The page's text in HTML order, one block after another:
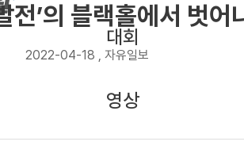
대회
영상
전’의 블랙홀에서 벗어
2022-04-18 , 자유일보